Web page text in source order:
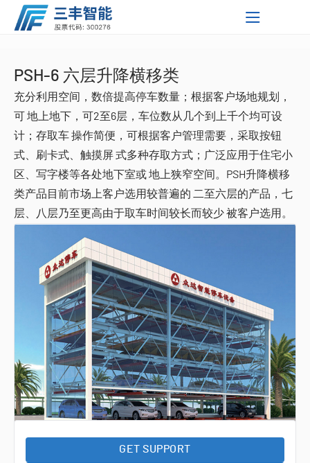
关于三丰
关于我们
我们公司
企业文化
我们的社区
未来发展
招聘简章
三丰智
能装备
集团
证券代
300276
总部位于
中国现代
工业的摇
单轨自
行小车
输送系
统
双轨自
行小车
输送系
统
摩擦输
送系统
滑撬输
送系统
地面链
式输送
自动引
送系统
Pick-Up
输送系
AD物料
输送系
RGV输
送系统
积放链
输送系
统
半导体
晶圆输
送系统
尾气收
排系统
工艺附
属设备
专机智
自动化
统
堆垛机
穿梭车
输送机
提升机
信息管
理系统
智能停
PSH升
降横移
类
PSH-2
两层升
降横移
类
PSH-6
六层升
降横移
类
俯仰式
简易升
降类停
PJS-3
简易升
PPY 平
类
工业自
系统
KYN28-
12 型铠
装式交
流金属
封闭开
关设备
XGN2-
12箱式
固定交
流金属
封闭开
MNS低
压抽出
式开关
柜
GGD型
交流低
压配电
GDF固
定分隔
设备
柔性分
拼随行
台车
柔性总
拼系统
人
举升装
配型工
业移动
机器人
双车联
动底盘
装配工
业移动
机器人
激光导
引工业
移动机
器人
激光
SLAM导
航工业
潜入型
工业移
移载型
服务支持
研发中心
技术中心
培训中心
三丰智
能支持
获取解决
技术挑战
的知识和
帮助
了解有关
三丰智能
新闻中心
公司新闻
公司公告
投资者关系
三丰新
闻资讯
三丰智能
将聚焦智
能制造的
新时代,
快速获得
企业最新
动态
友情链接
三丰智能装
备集团股份
有限公司
湖北三丰智
能装备有限
公司
湖北三丰小
松物流技术
有限公司
黄石久丰智
能机电有限
公司
湖北三丰机
器人有限公
湖北三扬石
（黄石）有
限公司
上海鑫燕隆
汽车装备制
造有限公司
友情链
接 Link
以子公司
为支点形
成覆盖全
国的研
发、生产
与服务网
络，为客
PSH-6 六层升降横移类
充分利用空间，数倍提高停车数量；根据客户场地规划，
可 地上地下，可2至6层，车位数从几个到上千个均可设
计；存取车 操作简便，可根据客户管理需要，采取按钮
式、刷卡式、触摸屏 式多种存取方式；广泛应用于住宅小
区、写字楼等各处地下室或 地上狭窄空间。PSH升降横移
类产品目前市场上客户选用较普遍的 二至六层的产品，七
层、八层乃至更高由于取车时间较长而较少 被客户选用。
GET SUPPORT